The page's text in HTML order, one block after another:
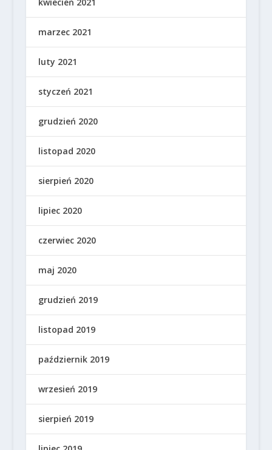
marzec 2021
luty 2021
styczeń 2021
grudzień 2020
listopad 2020
sierpień 2020
lipiec 2020
czerwiec 2020
maj 2020
grudzień 2019
listopad 2019
październik 2019
wrzesień 2019
sierpień 2019